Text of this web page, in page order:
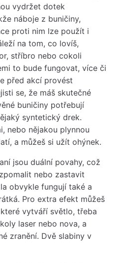
vydržet dotek
náboje z buničiny,
proti nim lze použít i
na tom, co lovíš,
stříbro nebo cokoli
to bude fungovat, více či
před akcí provést
se, že máš skutečné
buničiny potřebují
syntetický drek.
nebo nějakou plynnou
a můžeš si užít ohýnek.
jsou duální povahy, což
nebo zastavit
obvykle fungují také a
Pro extra efekt můžeš
vytváří světlo, třeba
laser nebo nova, a
zranění. Dvě slabiny v